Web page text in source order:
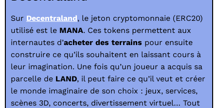
Sur Decentraland, le jeton cryptomonnaie (ERC20)
utilisé est le MANA. Ces tokens permettent aux
internautes d’acheter des terrains pour ensuite
construire ce qu’ils souhaitent en laissant cours à
leur imagination. Une fois qu’un joueur a acquis sa
parcelle de LAND, il peut faire ce qu’il veut et créer
le monde imaginaire de son choix : jeux, services,
scènes 3D, concerts, divertissement virtuel… Tout